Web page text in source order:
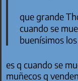
que grande
cuando se
buenísimos
es q cuando se
muñecos q